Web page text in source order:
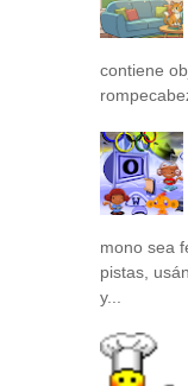
contiene
mono sea
pistas,
y...